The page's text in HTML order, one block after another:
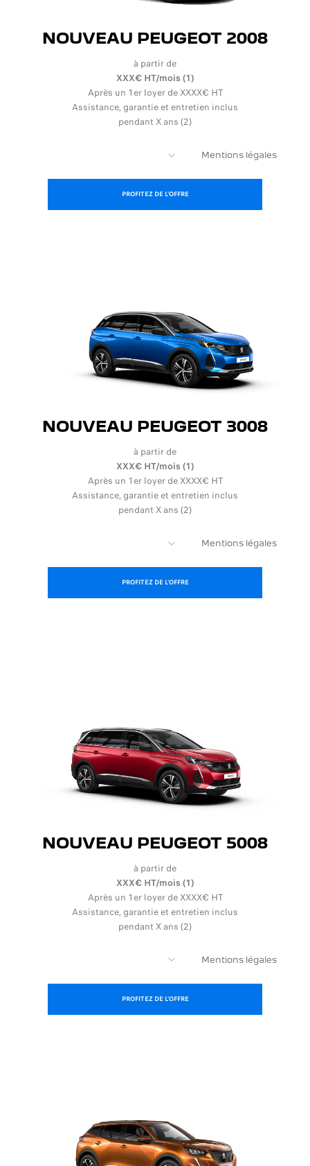
NOUVEAU PEUGEOT 2008
à partir de
XXX€ HT/mois (1)
Après un 1er loyer de XXXX€ HT
Assistance, garantie et entretien inclus
pendant X ans (2)
Mentions légales
PROFITEZ DE L'OFFRE
NOUVEAU PEUGEOT 3008
à partir de
XXX€ HT/mois (1)
Après un 1er loyer de XXXX€ HT
Assistance, garantie et entretien inclus
pendant X ans (2)
Mentions légales
PROFITEZ DE L'OFFRE
NOUVEAU PEUGEOT 5008
à partir de
XXX€ HT/mois (1)
Après un 1er loyer de XXXX€ HT
Assistance, garantie et entretien inclus
pendant X ans (2)
Mentions légales
PROFITEZ DE L'OFFRE